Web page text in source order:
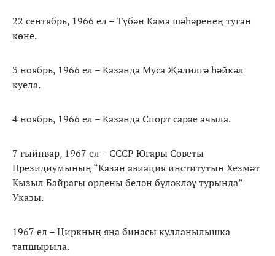
22 сентябрь, 1966 ел – Түбән Кама шәһәренең туган
көне.
3 ноябрь, 1966 ел – Казанда Муса Җәлилгә һәйкәл
куела.
4 ноябрь, 1966 ел – Казанда Спорт сарае ачыла.
7 гыйнвар, 1967 ел – СССР Югары Советы
Президиумының “Казан авиация институтын Хезмәт
Кызыл Байрагы ордены белән бүләкләү турында”
Указы.
1967 ел – Циркның яңа бинасы кулланылышка
тапшырыла.